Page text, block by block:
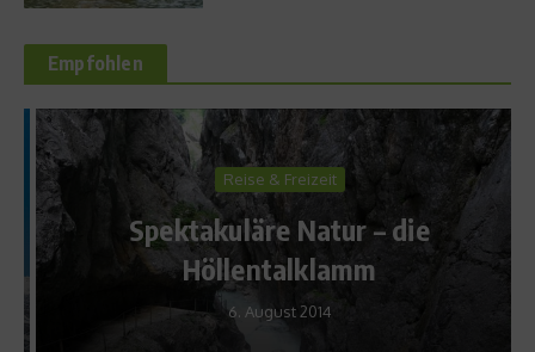
Empfohlen
Reise & Freizeit
Spektakuläre Natur – die
Höllentalklamm
6. August 2014